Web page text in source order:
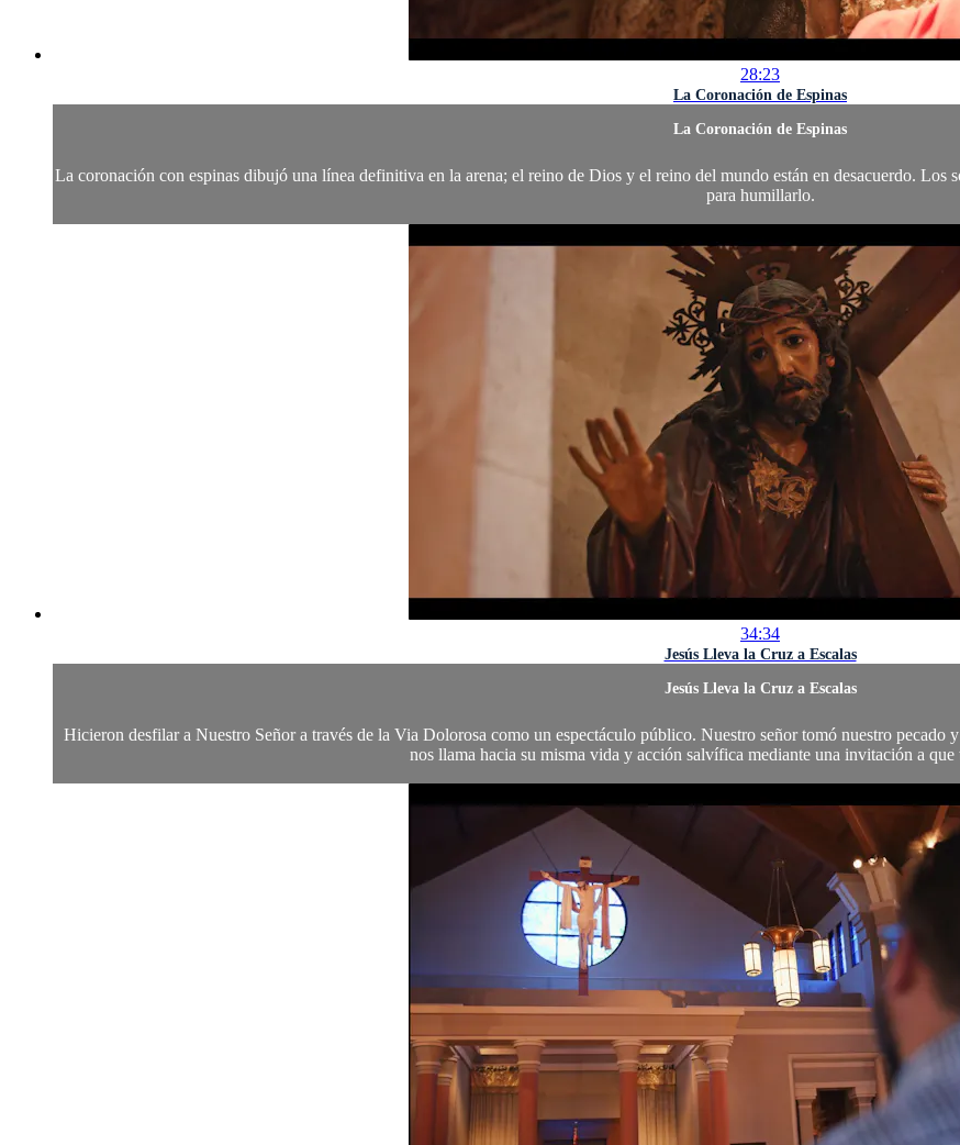
28:23
La Coronación de Espinas
La Coronación de Espinas
La coronación con espinas dibujó una línea definitiva en la arena; el reino de Dios y el reino del mundo están en desacuerdo.
para humillarlo.
34:34
Jesús Lleva la Cruz a Escalas
Jesús Lleva la Cruz a Escalas
Hicieron desfilar a Nuestro Señor a través de la Via Dolorosa como un espectáculo público. Nuestro señor tomó nuestro pecado
nos llama hacia su misma vida y acción salvífica mediante una invitación a que